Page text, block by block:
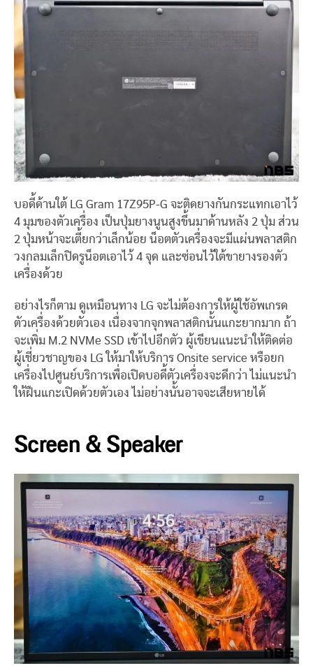
บอดี้ด้านใต้ LG Gram 17Z95P-G จะติดยางกันกระแทกเอาไว้
4 มุมของตัวเครื่อง เป็นปุ่มยางนูนสูงขึ้นมาด้านหลัง 2 ปุ่ม ส่วน
2 ปุ่มหน้าจะเตี้ยกว่าเล็กน้อย น็อตตัวเครื่องจะมีแผ่นพลาสติก
วงกลมเล็กปิดรูน็อตเอาไว้ 4 จุด และซ่อนไว้ใต้ขายางรองตัว
เครื่องด้วย
อย่างไรก็ตาม ดูเหมือนทาง LG จะไม่ต้องการให้ผู้ใช้อัพเกรด
ตัวเครื่องด้วยตัวเอง เนื่องจากจุกพลาสติกนั้นแกะยากมาก ถ้า
จะเพิ่ม M.2 NVMe SSD เข้าไปอีกตัว ผู้เขียนแนะนำให้ติดต่อ
ผู้เชี่ยวชาญของ LG ให้มาให้บริการ Onsite service หรือยก
เครื่องไปศูนย์บริการเพื่อเปิดบอดี้ตัวเครื่องจะดีกว่า ไม่แนะนำ
ให้ฝืนแกะเปิดด้วยตัวเอง ไม่อย่างนั้นอาจจะเสียหายได้
Screen & Speaker